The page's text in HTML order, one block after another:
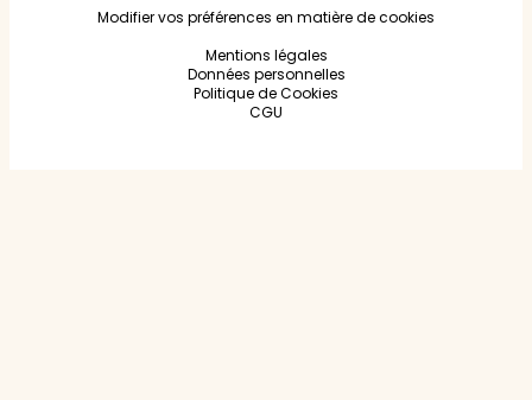
Modifier vos préférences en matière de cookies
Mentions légales
Données personnelles
Politique de Cookies
CGU